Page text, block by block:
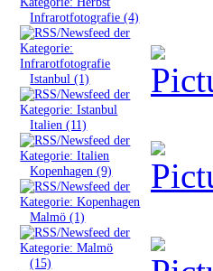
»Infrarotfotografie (4)
»Istanbul (1)
»Italien (11)
»Kopenhagen (9)
»Malmö (1)
»(15)